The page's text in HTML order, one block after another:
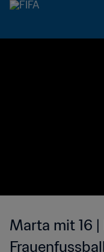
Marta mit 16 |